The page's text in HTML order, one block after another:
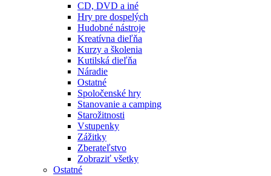
CD, DVD a iné
Hry pre dospelých
Hudobné nástroje
Kreatívna dieľňa
Kurzy a školenia
Kutilská dieľňa
Náradie
Ostatné
Spoločenské hry
Stanovanie a camping
Starožitnosti
Vstupenky
Zážitky
Zberateľstvo
Zobraziť všetky
Ostatné